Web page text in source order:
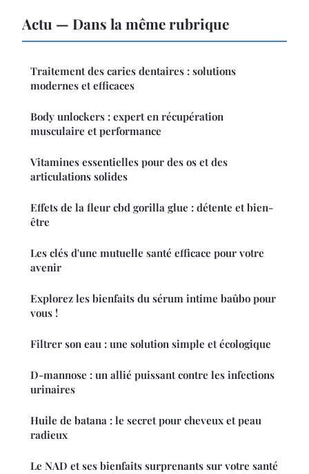
Actu — Dans la même rubrique
Traitement des caries dentaires : solutions
modernes et efficaces
Body unlockers : expert en récupération
musculaire et performance
Vitamines essentielles pour des os et des
articulations solides
Effets de la fleur cbd gorilla glue : détente et bien-
être
Les clés d'une mutuelle santé efficace pour votre
avenir
Explorez les bienfaits du sérum intime baûbo pour
vous !
Filtrer son eau : une solution simple et écologique
D-mannose : un allié puissant contre les infections
urinaires
Huile de batana : le secret pour cheveux et peau
radieux
Le NAD et ses bienfaits surprenants sur votre santé